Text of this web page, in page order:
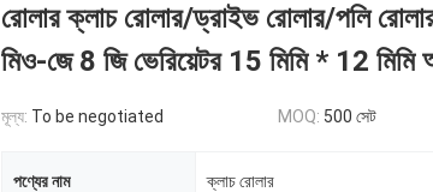
রোলার ক্লাচ রোলার/ড্রাইভ রোলার/পলি
মিও-জে 8 জি ভেরিয়েটর 15 মিমি * 12 মিমি
মূল্য: To be negotiated MOQ: 500 সেট
পণ্যের নাম ক্লাচ রোলার